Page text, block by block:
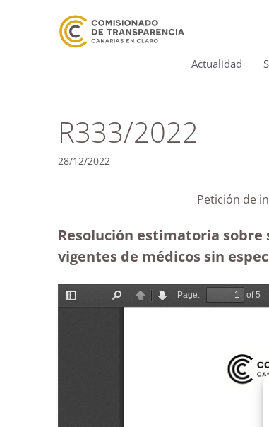
Actualidad
R333/2022
28/12/2022
Petición de
Resolución estimatoria
vigentes de médicos sin